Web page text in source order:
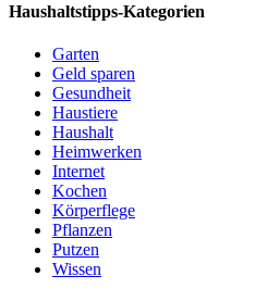
Haushaltstipps-Kategorien
Garten
Geld sparen
Gesundheit
Haustiere
Haushalt
Heimwerken
Internet
Kochen
Körperflege
Pflanzen
Putzen
Wissen